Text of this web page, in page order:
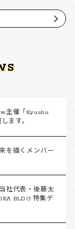
主催「Kyushu
ます。
を描くメンバー
社代表・後藤太
BLDG.特集デ